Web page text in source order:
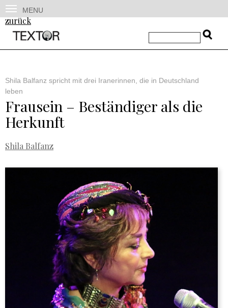
MENU
zurück
Shila Balfanz spricht mit drei Iranerinnen, die in Deutschland
leben
Frausein – Beständiger als die
Herkunft
Shila Balfanz